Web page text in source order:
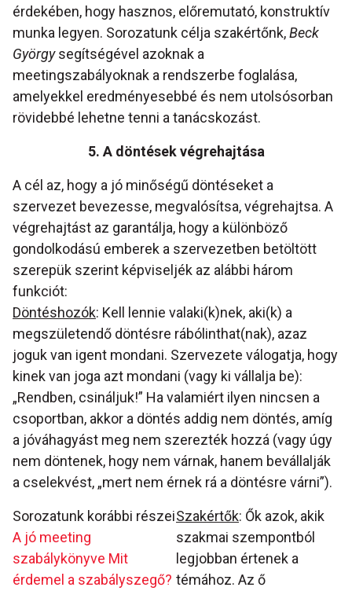
érdekében, hogy hasznos, előremutató, konstruktív
munka legyen. Sorozatunk célja szakértőnk,Beck
Györgysegítségével azoknak a
meetingszabályoknak a rendszerbe foglalása,
amelyekkel eredményesebbé és nem utolsósorban
rövidebbé lehetne tenni a tanácskozást.
5. A döntések végrehajtása
A cél az, hogy a jó minőségű döntéseket a
szervezet bevezesse, megvalósítsa, végrehajtsa. A
végrehajtást az garantálja, hogy a különböző
gondolkodású emberek a szervezetben betöltött
szerepük szerint képviseljék az alábbi három
funkciót:
Döntéshozók: Kell lennie valaki(k)nek, aki(k) a
megszületendő döntésre rábólinthat(nak), azaz
joguk van igent mondani. Szervezete válogatja, hogy
kinek van joga azt mondani (vagy ki vállalja be):
„Rendben, csináljuk!” Ha valamiért ilyen nincsen a
csoportban, akkor a döntés addig nem döntés, amíg
a jóváhagyást meg nem szerezték hozzá (vagy úgy
nem döntenek, hogy nem várnak, hanem bevállalják
a cselekvést, „mert nem érnek rá a döntésre várni”).
Sorozatunk korábbi részei
A jó meeting
szabálykönyve Mit
érdemel a szabályszegő?
Szakértők: Ők azok, akik
szakmai szempontból
legjobban értenek a
témához. Az ő